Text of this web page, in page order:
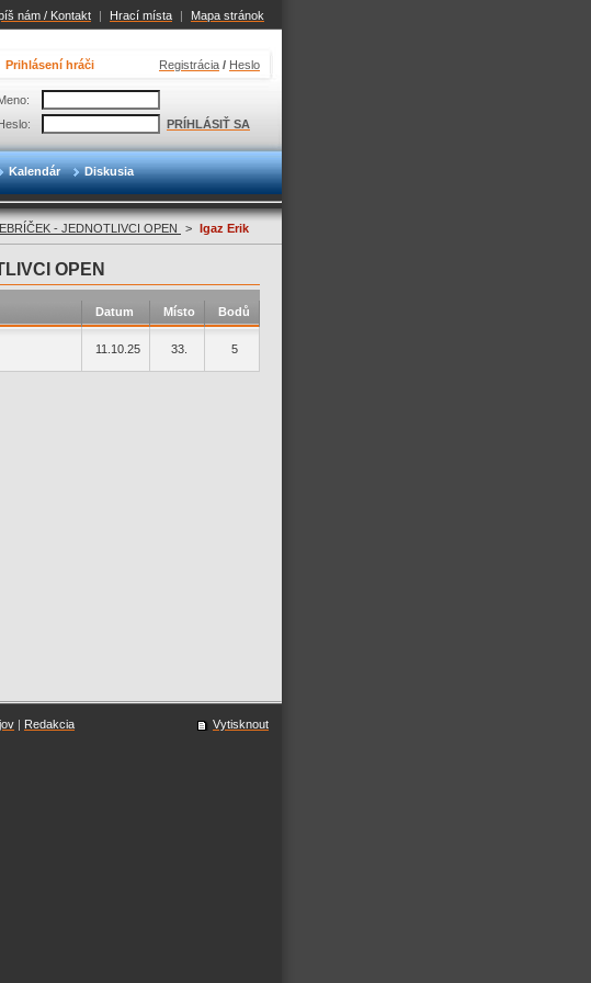
nám / Kontakt | Hrací místa | Mapa stránok
Kalendár Diskusia
Prihlásení hráči Registrácia / Heslo
PRÍHLÁSIŤ SA
- JEDNOTLIVCI OPEN > Igaz Erik
OPEN
Datum Místo Bodů
11.10.25 33. 5
Vytisknout
| Redakcia